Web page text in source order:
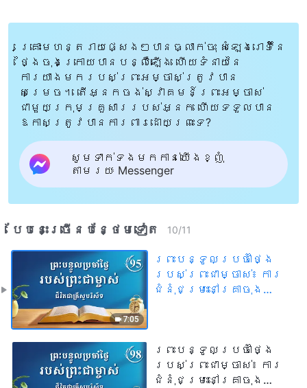
គ្រោះមហន្តរាយផ្សេងៗបានធ្លាក់ចុះ សំឡេងរោទិ៍នៃ
ថ្ងៃចុងក្រោយបានបន្លឺឡើង ហើយទំនាយនៃ
ការយាងមករបស់ព្រះអម្ចាស់ត្រូវបាន
សម្រេច។ តើអ្នកចង់ស្វាគមន៍ព្រះអម្ចាស់
ជាមួយក្រុមគ្រួសាររបស់អ្នក ហើយទទួលបាន
ឱកាសត្រូវបានការពារដោយព្រះទេ?
សូមទាក់ទងមកកាន់យើងខ្ញុំ
តាមរយៈ Messenger
បែបនេះ​ច្រើនបន្ថែម​ទៀត​ 10/11
7:05
ព្រះបន្ទូលប្រចាំថ្ងៃ
របស់ព្រះជាម្ចាស់៖ ការ
ជំនុំជម្រះនៅគ្រាចុង
ព្រះបន្ទូលប្រចាំថ្ងៃ
របស់ព្រះជាម្ចាស់៖ ការ
ជំនុំជម្រះនៅគ្រាចុង